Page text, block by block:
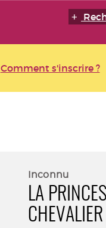
Comment s'inscrire ?
Inconnu
LA
CHEVALIER